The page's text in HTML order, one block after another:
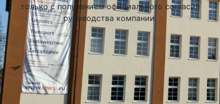
Академия Финансов и Бизнеса Vistula в Варшаве
(Vistula University)
Варшава, Польша
только с получением официального согласия
руководства компании.